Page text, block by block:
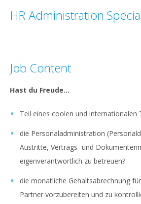
HR Administration
Job Content
Hast du Freude...
Teil eines coolen und internationalen
die Personaladministration
Austritte, Vertrags- und
eigenverantwortlich zu betreuen?
die monatliche Gehaltsabrechnung
Partner vorzubereiten und zu